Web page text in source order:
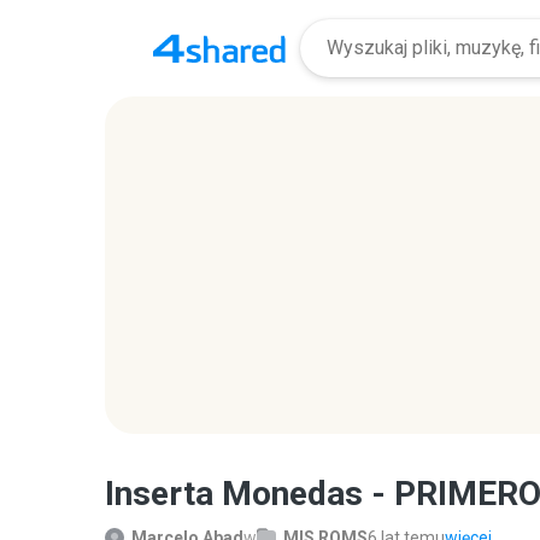
Inserta Monedas -